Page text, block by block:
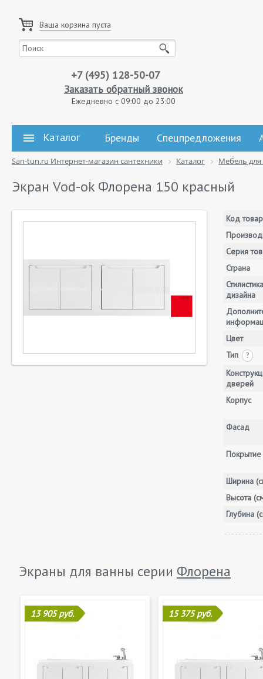
Ваша корзина пуста
+7 (495) 128-50-07
Заказать обратный звонок
Ежедневно с 09:00 до 23:00
Каталог Бренды Спецпредложения
San-tun.ru Интернет-магазин сантехники Каталог Мебель
Экран Vod-ok Флорена 150 красный
Код
Серия
Страна
Стилистика
дизайна
Цвет
Тип
?
дверей
Корпус
Фасад
Покрытие
Ширина
Высота
Глубина
Экраны для ванны серии Флорена
13 905 руб. 15 375 руб.